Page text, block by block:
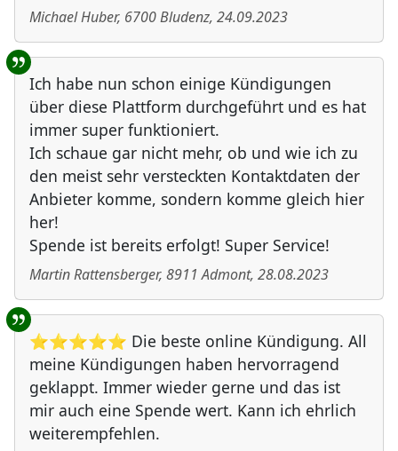
Michael Huber, 6700Bludenz, 24.09.2023
Ich habe nun schon einige Kündigungen
über diese Plattform durchgeführt und es hat
immer super funktioniert.
Ich schaue gar nicht mehr, ob und wie ich zu
den meist sehr versteckten Kontaktdaten der
Anbieter komme, sondern komme gleich hier
her!
Spende ist bereits erfolgt! Super Service!
Martin Rattensberger, 8911 Admont, 28.08.2023
⭐⭐⭐⭐⭐ Die beste online Kündigung. All
meine Kündigungen haben hervorragend
geklappt. Immer wieder gerne und das ist
mir auch eine Spende wert. Kann ich ehrlich
weiterempfehlen.